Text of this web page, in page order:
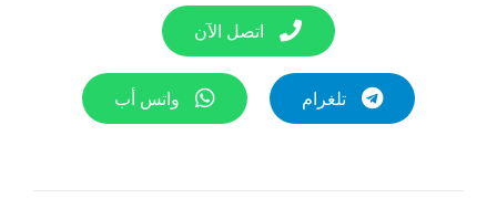
اتصل الآن
تلغرام واتس أب